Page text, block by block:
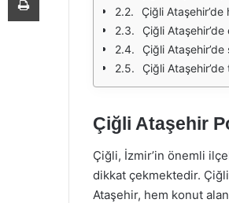
Çiğli Ataşehir’de
Çiğli Ataşehir’de
Çiğli
Çiğli
Çiğli Ataşehir
Çiğli, İzmir’in önemli
dikkat çekmektedir.
Ataşehir, hem konut